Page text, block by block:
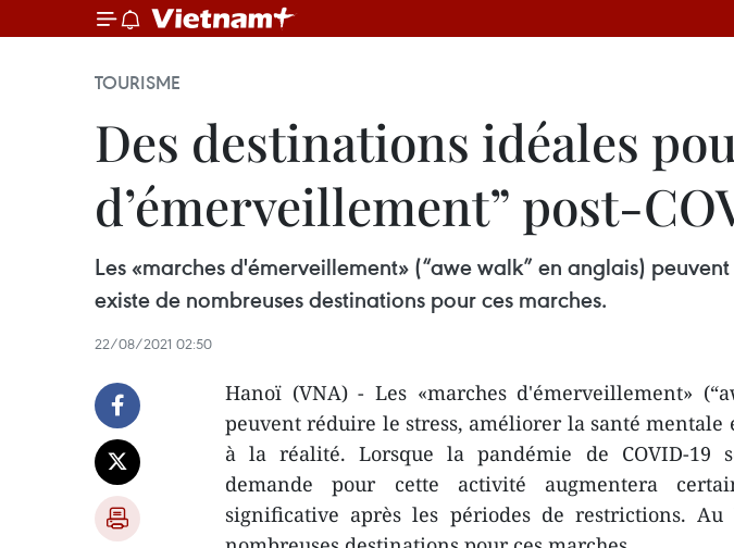
TOURISME
Des destinations idéales
d’émerveillement” post-
Les «marches d'émerveillement» (“awe walk” en anglais)
existe de nombreuses destinations pour ces marches.
22/08/2021 02:50
Hanoï (VNA) - Les «marches d'émerveillement»
peuvent réduire le stress, améliorer la santé mentale
à la réalité. Lorsque la pandémie de COVID-19
demande pour cette activité augmentera
significative après les périodes de restrictions.